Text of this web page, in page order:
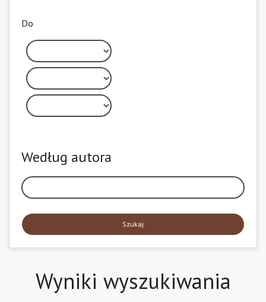
Do
Według autora
Szukaj
Wyniki wyszukiwania